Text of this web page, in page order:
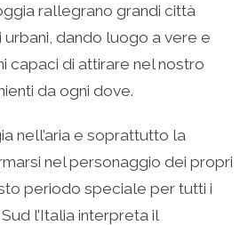
rallegrano grandi città
dando luogo a vere e
capaci di attirare nel nostro
da ogni dove.
nell’aria e soprattutto la
nel personaggio dei propri
periodo speciale per tutti i
l’Italia interpreta il